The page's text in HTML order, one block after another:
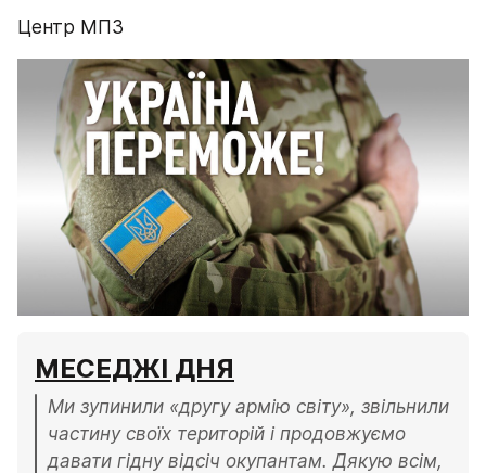
Центр МПЗ
МЕСЕДЖІ ДНЯ
Ми зупинили «другу армію світу», звільнили
частину своїх територій і продовжуємо
давати гідну відсіч окупантам. Дякую всім,